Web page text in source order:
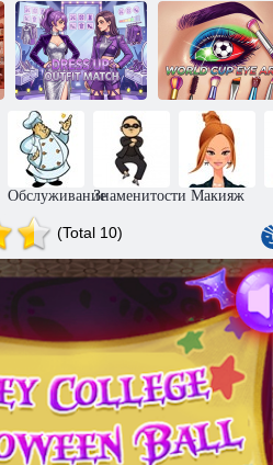
Модные
весенние
образы для
девочек-кошек
Парикмахерская
Переодевайтесь:
Подбор наряда
Рисунок глаз на
тему
Чемпионата
мира по
футболу
ОбслуживаниеЗнаменитости Макияж
(Total 10)